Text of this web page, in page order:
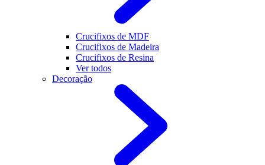
Crucifixos de MDF
Crucifixos de Madeira
Crucifixos de Resina
Ver todos
Decoração